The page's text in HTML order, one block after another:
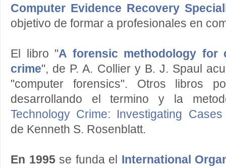
Computer Evidence Recovery
objetivo de formar a profesionales en
El libro "A forensic methodology for
crime", de P. A. Collier y B. J. Spaul
"computer forensics". Otros libros
desarrollando el termino y la
Technology Crime: Investigating
de Kenneth S. Rosenblatt.
En 1995 se funda el International